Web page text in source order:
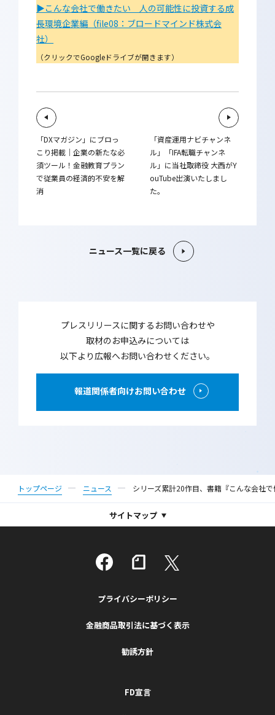
▶こんな会社で働きたい 人の可能性に投資する成
長環境企業編（file08：ブロードマインド株式会
社）
（クリックでGoogleドライブが開きます）
「DXマガジン」にブロっ
こり掲載｜企業の新たな必
須ツール！金融教育プラン
で従業員の経済的不安を解
消
「資産運用ナビチャンネ
ル」「IFA転職チャンネ
ル」に当社取締役 大西がY
ouTube出演いたしまし
た。
ニュース一覧に戻る
プレスリリースに関するお問い合わせや
取材のお申込みについては
以下より広報へお問い合わせください。
報道関係者向けお問い合わせ
トップページ ニュース シリーズ累計20作目、書籍『こんな会社
サイトマップ
プライバシーポリシー
金融商品取引法に基づく表示
勧誘方針
FD宣言